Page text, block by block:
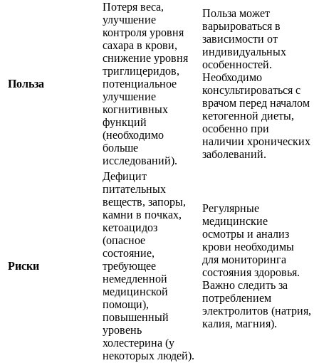
Польза
Потеря веса,
улучшение
контроля уровня
сахара в крови,
снижение уровня
триглицеридов,
потенциальное
улучшение
когнитивных
функций
(необходимо
больше
исследований).
Польза может
варьироваться в
зависимости от
индивидуальных
особенностей.
Необходимо
консультироваться с
врачом перед началом
кетогенной диеты,
особенно при
наличии хронических
заболеваний.
Риски
Дефицит
питательных
веществ, запоры,
камни в почках,
кетоацидоз
(опасное
состояние,
требующее
немедленной
медицинской
помощи),
повышенный
уровень
холестерина (у
некоторых людей).
Регулярные
медицинские
осмотры и анализ
крови необходимы
для мониторинга
состояния здоровья.
Важно следить за
потреблением
электролитов (натрия,
калия, магния).